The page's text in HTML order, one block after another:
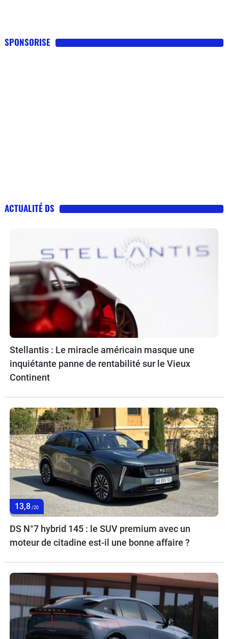
SPONSORISE
ACTUALITÉ DS
Stellantis : Le miracle américain masque une
inquiétante panne de rentabilité sur le Vieux
Continent
13,8 /20
DS N°7 hybrid 145 : le SUV premium avec un
moteur de citadine est-il une bonne affaire ?